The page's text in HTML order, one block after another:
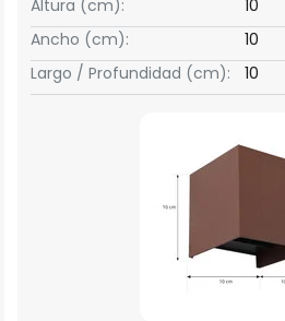
Ancho (cm): 10
Altura (cm): 10
Largo / Profundidad (cm): 10